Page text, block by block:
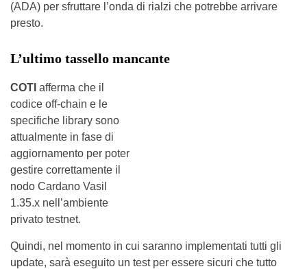
(ADA) per sfruttare l’onda di rialzi che potrebbe arrivare
presto.
L’ultimo tassello mancante
COTI afferma che il
codice off-chain e le
specifiche library sono
attualmente in fase di
aggiornamento per poter
gestire correttamente il
nodo Cardano Vasil
1.35.x nell’ambiente
privato testnet.
Quindi, nel momento in cui saranno implementati tutti gli
update, sarà eseguito un test per essere sicuri che tutto